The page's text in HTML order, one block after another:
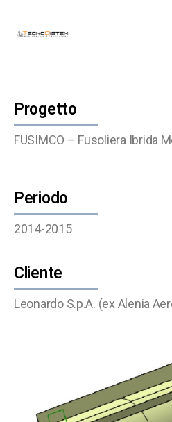
Progetto
FUSIMCO – Fusoliera Ibrida
Periodo
2014-2015
Cliente
Leonardo S.p.A. (ex Alenia